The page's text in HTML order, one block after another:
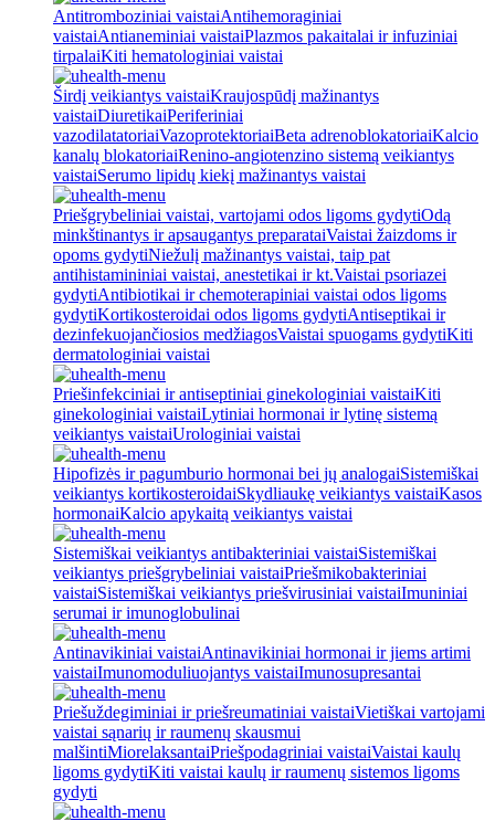
Antitromboziniai vaistaiAntihemoraginiai
vaistaiAntianeminiai vaistaiPlazmos pakaitalai ir infuziniai
tirpalaiKiti hematologiniai vaistai
Širdį veikiantys vaistaiKraujospūdį mažinantys
vaistaiDiuretikaiPeriferiniai
vazodilatatoriaiVazoprotektoriaiBeta adrenoblokatoriaiKalcio
kanalų blokatoriaiRenino-angiotenzino sistemą veikiantys
vaistaiSerumo lipidų kiekį mažinantys vaistai
Priešgrybeliniai vaistai, vartojami odos ligoms gydytiOdą
minkštinantys ir apsaugantys preparataiVaistai žaizdoms ir
opoms gydytiNiežulį mažinantys vaistai, taip pat
antihistamininiai vaistai, anestetikai ir kt.Vaistai psoriazei
gydytiAntibiotikai ir chemoterapiniai vaistai odos ligoms
gydytiKortikosteroidai odos ligoms gydytiAntiseptikai ir
dezinfekuojančiosios medžiagosVaistai spuogams gydytiKiti
dermatologiniai vaistai
Priešinfekciniai ir antiseptiniai ginekologiniai vaistaiKiti
ginekologiniai vaistaiLytiniai hormonai ir lytinę sistemą
veikiantys vaistaiUrologiniai vaistai
Hipofizės ir pagumburio hormonai bei jų analogaiSistemiškai
veikiantys kortikosteroidaiSkydliaukę veikiantys vaistaiKasos
hormonaiKalcio apykaitą veikiantys vaistai
Sistemiškai veikiantys antibakteriniai vaistaiSistemiškai
veikiantys priešgrybeliniai vaistaiPriešmikobakteriniai
vaistaiSistemiškai veikiantys priešvirusiniai vaistaiImuniniai
serumai ir imunoglobulinai
Antinavikiniai vaistaiAntinavikiniai hormonai ir jiems artimi
vaistaiImunomoduliuojantys vaistaiImunosupresantai
Priešuždegiminiai ir priešreumatiniai vaistaiVietiškai vartojami
vaistai sąnarių ir raumenų skausmui
malšintiMiorelaksantaiPriešpodagriniai vaistaiVaistai kaulų
ligoms gydytiKiti vaistai kaulų ir raumenų sistemos ligoms
gydyti